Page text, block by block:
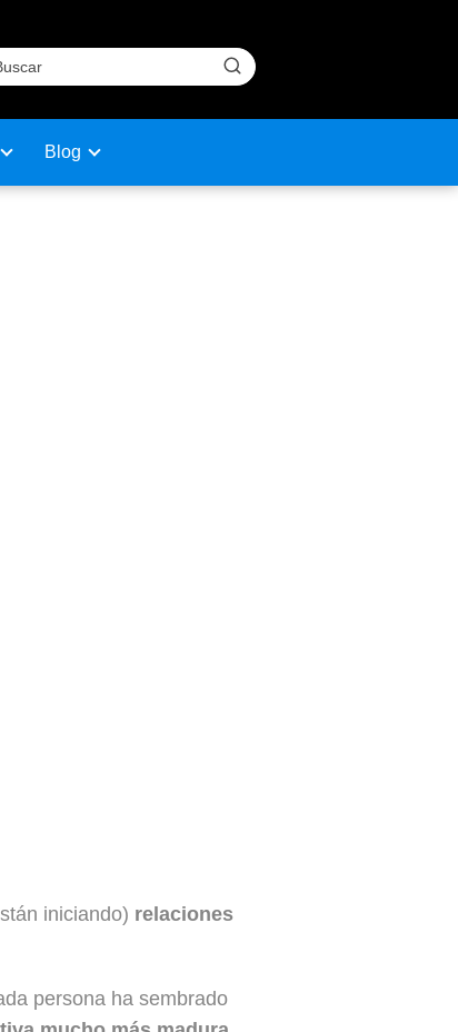
Blog
iniciando) relaciones
persona ha sembrado